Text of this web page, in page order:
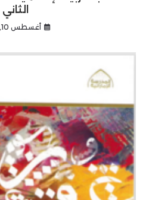
الثاني
أغسطس 10, 2023